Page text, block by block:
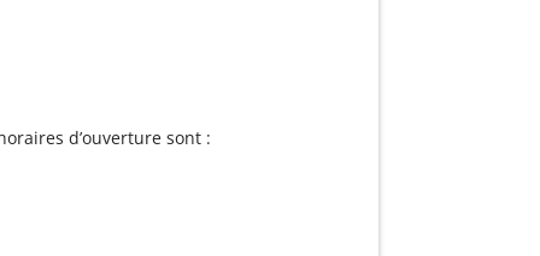
d’ouverture sont :